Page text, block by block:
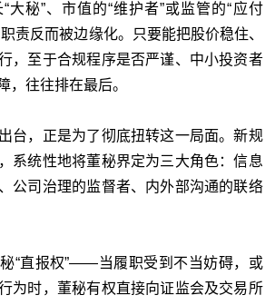
大秘”、市值的“维护者”或监管的“应付
责反而被边缘化。只要能把股价稳住、
，至于合规程序是否严谨、中小投资者
，往往排在最后。
台，正是为了彻底扭转这一局面。新规
系统性地将董秘界定为三大角色：信息
公司治理的监督者、内外部沟通的联络
“直报权”——当履职受到不当妨碍，或
为时，董秘有权直接向证监会及交易所